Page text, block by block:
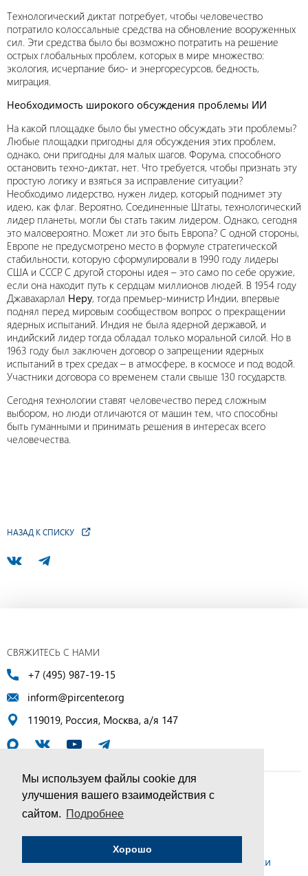
Мы используем файлы cookie для
улучшения вашего взаимодействия с
сайтом. Подробнее
Хорошо
Технологический диктат потребует, чтобы человечество
потратило колоссальные средства на обновление вооруженных
сил. Эти средства было бы возможно потратить на решение
острых глобальных проблем, которых в мире множество:
экология, исчерпание био- и энергоресурсов, бедность,
миграция.
Необходимость широкого обсуждения проблемы ИИ
На какой площадке было бы уместно обсуждать эти проблемы?
Любые площадки пригодны для обсуждения этих проблем,
однако, они пригодны для малых шагов. Форума, способного
остановить техно-диктат, нет. Что требуется, чтобы признать эту
простую логику и взяться за исправление ситуации?
Необходимо лидерство, нужен лидер, который поднимет эту
идею, как флаг. Вероятно, Соединенные Штаты, технологический
лидер планеты, могли бы стать таким лидером. Однако, сегодня
это маловероятно. Может ли это быть Европа? С одной стороны,
Европе не предусмотрено место в формуле стратегической
стабильности, которую сформулировали в 1990 году лидеры
США и СССР. С другой стороны идея – это само по себе оружие,
если она находит путь к сердцам миллионов людей. В 1954 году
Джавахарлал Неру, тогда премьер-министр Индии, впервые
поднял перед мировым сообществом вопрос о прекращении
ядерных испытаний. Индия не была ядерной державой, и
индийский лидер тогда обладал только моральной силой. Но в
1963 году был заключен договор о запрещении ядерных
испытаний в трех средах – в атмосфере, в космосе и под водой.
Участники договора со временем стали свыше 130 государств.
Сегодня технологии ставят человечество перед сложным
выбором, но люди отличаются от машин тем, что способны
быть гуманными и принимать решения в интересах всего
человечества.
НАЗАД К СПИСКУ
СВЯЖИТЕСЬ С НАМИ
+7 (495) 987-19-15
inform@pircenter.org
119019, Россия, Москва, а/я 147
© ПИР-Центр, 1994–2025 | Все права защищены
Соглашение об обработке персональных данных
Политика конфиденциальности и условия обработки